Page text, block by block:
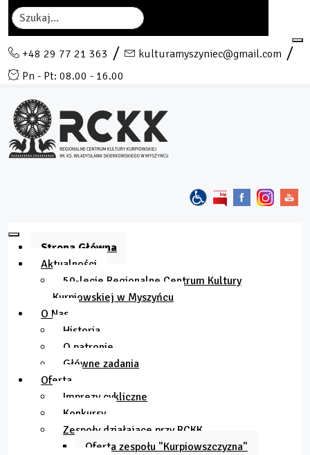
Szukaj
+48 29 77 21 363
kulturamyszyniec@gmail.com
Pn - Pt: 08.00 - 16.00
Strona Główna
Aktualności
50-lecie Regionalne Centrum Kultury
Kurpiowskiej w Myszyńcu
O Nas
Historia
O patronie
Główne zadania
Oferta
Imprezy cykliczne
Konkursy
Zespoły działające przy RCKK
Oferta zespołu "Kurpiowszczyzna"